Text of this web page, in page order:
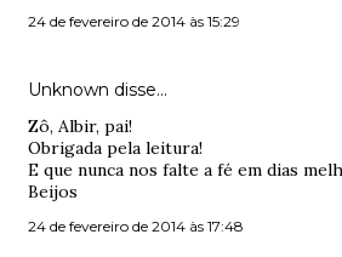
24 de fevereiro de 2014 às 15:29
Unknown disse…
Zô, Albir, pai!
Obrigada pela leitura!
E que nunca nos falte a fé em dias
Beijos
24 de fevereiro de 2014 às 17:48